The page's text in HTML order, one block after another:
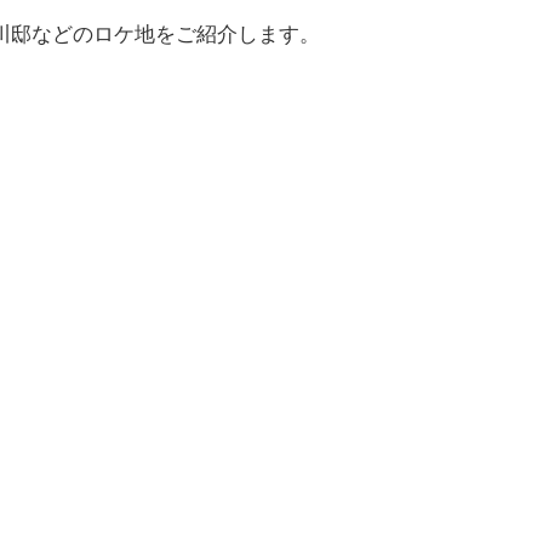
などのロケ地をご紹介します。